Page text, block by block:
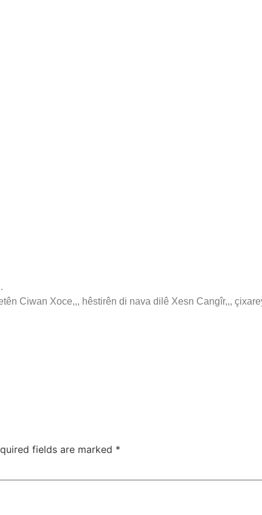
Ciwan Xoce,,, hêstirên di nava dilê Xesn Cangîr,,,
fields are marked *